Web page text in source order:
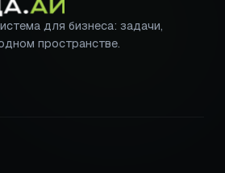
для бизнеса: задачи,
пространстве.